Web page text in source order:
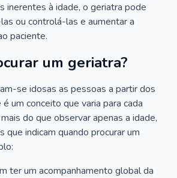
inerentes à idade, o geriatra pode
ou controlá-las e aumentar a
paciente.
um geriatra?
se idosas as pessoas a partir dos
um conceito que varia para cada
do que observar apenas a idade,
que indicam quando procurar um
ter um acompanhamento global da